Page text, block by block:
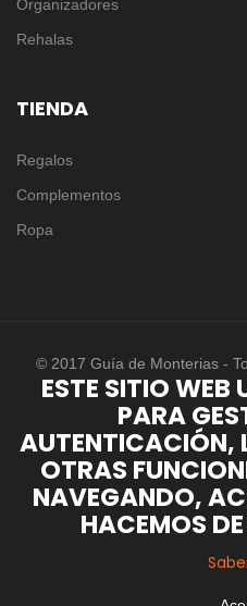
Organizadores
Rehalas
TIENDA
Regalos
Complementos
Ropa
© 2017 Guía de Monterias -
ESTE SITIO WEB
PARA
AUTENTICACIÓN,
OTRAS
NAVEGANDO,
HACEMOS